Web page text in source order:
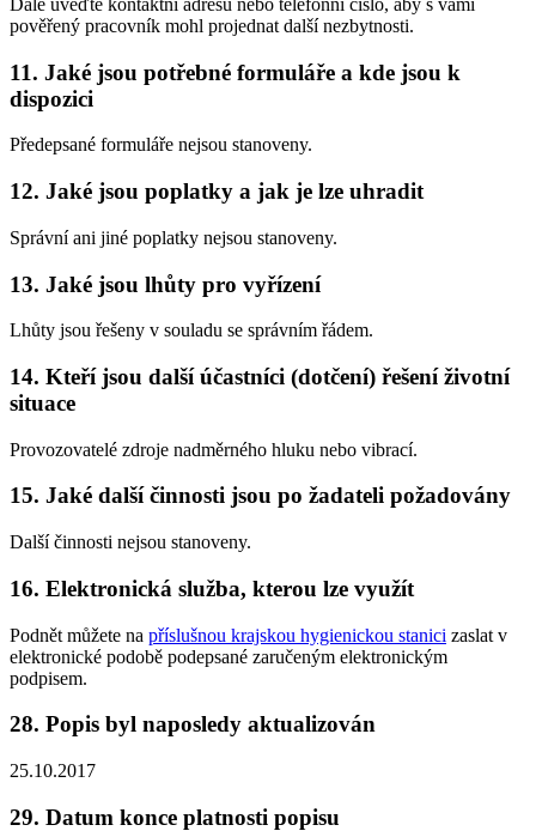
Dále uveďte kontaktní adresu nebo telefonní číslo, aby s vámi
pověřený pracovník mohl projednat další nezbytnosti.
11. Jaké jsou potřebné formuláře a kde jsou k
dispozici
Předepsané formuláře nejsou stanoveny.
12. Jaké jsou poplatky a jak je lze uhradit
Správní ani jiné poplatky nejsou stanoveny.
13. Jaké jsou lhůty pro vyřízení
Lhůty jsou řešeny v souladu se správním řádem.
14. Kteří jsou další účastníci (dotčení) řešení životní
situace
Provozovatelé zdroje nadměrného hluku nebo vibrací.
15. Jaké další činnosti jsou po žadateli požadovány
Další činnosti nejsou stanoveny.
16. Elektronická služba, kterou lze využít
Podnět můžete na příslušnou krajskou hygienickou stanici zaslat v
elektronické podobě podepsané zaručeným elektronickým
podpisem.
28. Popis byl naposledy aktualizován
25.10.2017
29. Datum konce platnosti popisu